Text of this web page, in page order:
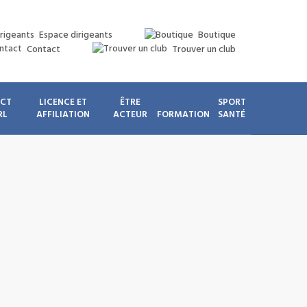
Espace dirigeants
Boutique
Contact
Trouver un club
LICENCE ET
AFFILIATION
ÊTRE
ACTEUR
FORMATION
SPORT
SANTÉ